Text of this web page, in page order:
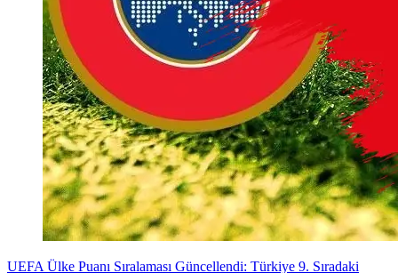
UEFA Ülke Puanı Sıralaması Güncellendi: Türkiye 9. Sıradaki